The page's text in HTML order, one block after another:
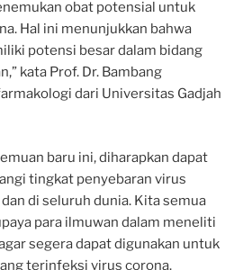
obat potensial untuk
Hal ini menunjukkan bahwa
potensi besar dalam bidang
kata Prof. Dr. Bambang
dari Universitas Gadjah
baru ini, diharapkan dapat
tingkat penyebaran virus
di seluruh dunia. Kita semua
para ilmuwan dalam meneliti
segera dapat digunakan untuk
terinfeksi virus corona.